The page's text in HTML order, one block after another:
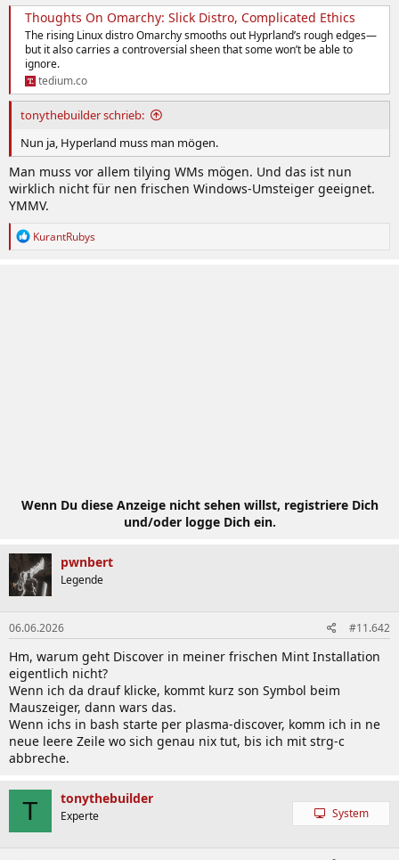
Thoughts On Omarchy: Slick Distro, Complicated Ethics
The rising Linux distro Omarchy smooths out Hyprland’s rough edges—
but it also carries a controversial sheen that some won’t be able to
ignore.
tedium.co
tonythebuilder schrieb:
Nun ja, Hyperland muss man mögen.
Man muss vor allem tilying WMs mögen. Und das ist nun
wirklich nicht für nen frischen Windows-Umsteiger geeignet.
YMMV.
R
KurantRubys
Wenn Du diese Anzeige nicht sehen willst, registriere Dich
und/oder logge Dich ein.
pwnbert
Legende
06.06.2026 #11.642
Hm, warum geht Discover in meiner frischen Mint Installation
eigentlich nicht?
Wenn ich da drauf klicke, kommt kurz son Symbol beim
Mauszeiger, dann wars das.
Wenn ichs in bash starte per plasma-discover, komm ich in ne
neue leere Zeile wo sich genau nix tut, bis ich mit strg-c
abbreche.
T tonythebuilder
Experte System